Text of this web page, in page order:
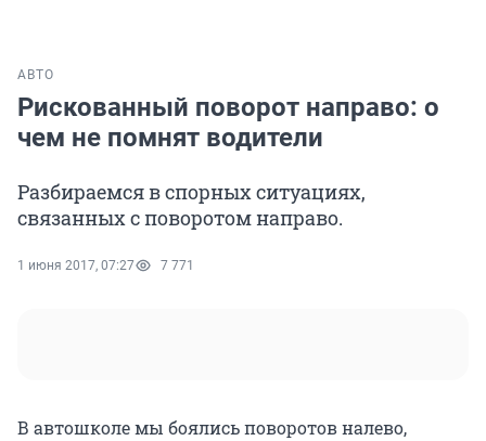
АВТО
Рискованный поворот направо: о
чем не помнят водители
Разбираемся в спорных ситуациях,
связанных с поворотом направо.
1 июня 2017, 07:27 7 771
В автошколе мы боялись поворотов налево,